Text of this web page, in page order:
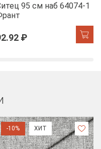
95 см наб 64074-1
₽
-10% ХИТ